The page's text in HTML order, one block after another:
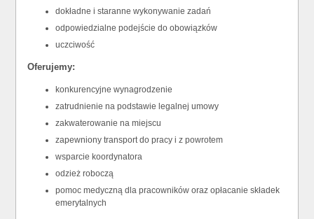
dokładne i staranne wykonywanie zadań
odpowiedzialne podejście do obowiązków
uczciwość
Oferujemy:
konkurencyjne wynagrodzenie
zatrudnienie na podstawie legalnej umowy
zakwaterowanie na miejscu
zapewniony transport do pracy i z powrotem
wsparcie koordynatora
odzież roboczą
pomoc medyczną dla pracowników oraz opłacanie składek
emerytalnych